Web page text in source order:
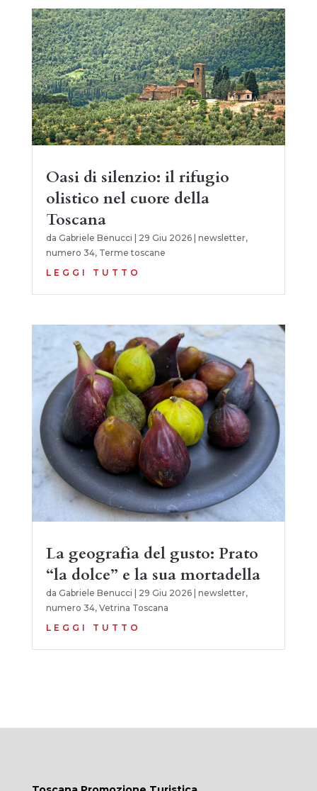
Oasi di silenzio: il rifugio
olistico nel cuore della
Toscana
da Gabriele Benucci 29 Giu 2026| newsletter,
numero 34, Terme toscane
LEGGI TUTTO
La geografia del gusto: Prato
“la dolce” e la sua mortadella
da Gabriele Benucci 29 Giu 2026| newsletter,
numero 34, Vetrina Toscana
LEGGI TUTTO